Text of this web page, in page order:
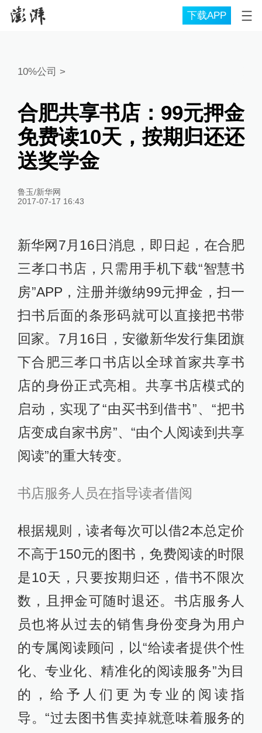
下载APP
10%公司 >
合肥共享书店：99元押金
免费读10天，按期归还还
送奖学金
鲁玉/新华网
2017-07-17 16:43
新华网7月16日消息，即日起，在合肥
三孝口书店，只需用手机下载“智慧书
房”APP，注册并缴纳99元押金，扫一
扫书后面的条形码就可以直接把书带
回家。7月16日，安徽新华发行集团旗
下合肥三孝口书店以全球首家共享书
店的身份正式亮相。共享书店模式的
启动，实现了“由买书到借书”、“把书
店变成自家书房”、“由个人阅读到共享
阅读”的重大转变。
书店服务人员在指导读者借阅
根据规则，读者每次可以借2本总定价
不高于150元的图书，免费阅读的时限
是10天，只要按期归还，借书不限次
数，且押金可随时退还。书店服务人
员也将从过去的销售身份变身为用户
的专属阅读顾问，以“给读者提供个性
化、专业化、精准化的阅读服务”为目
的，给予人们更为专业的阅读指
导。“过去图书售卖掉就意味着服务的